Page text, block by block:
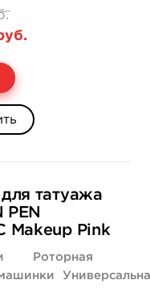
татуажа
PEN
Makeup Pink
Роторная